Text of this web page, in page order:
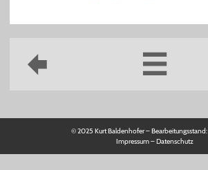
© 2025 Kurt Baldenhofer – Bearbeitungsstand:
Impressum–Datenschutz